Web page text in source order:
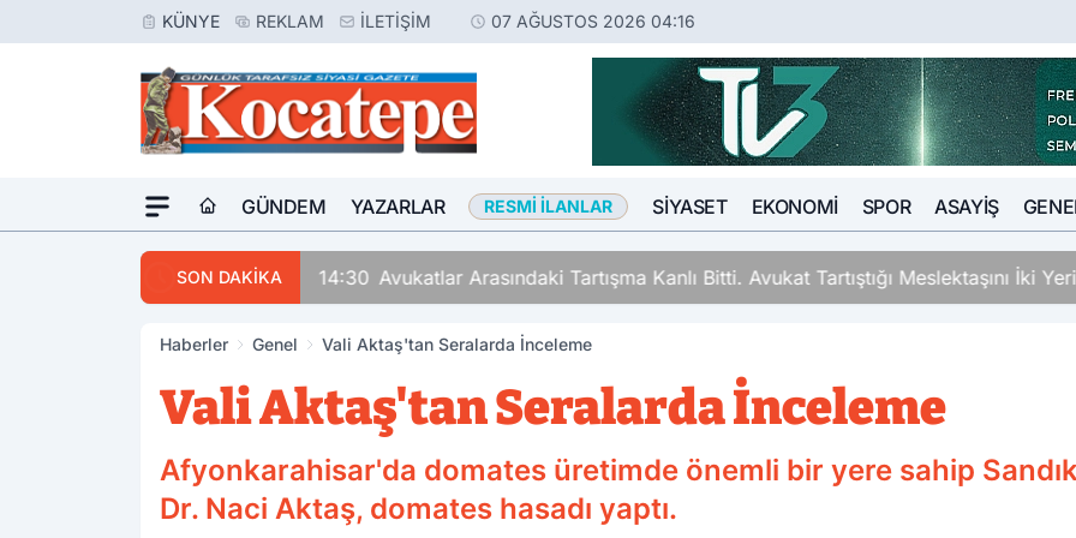
KÜNYE REKLAM İLETIŞIM 07 AĞUSTOS 2026 04:16
GÜNDEM YAZARLAR RESMI İLANLAR SIYASET EKONOMI SPOR ASAYIŞ
SON DAKİKA 14:30 Avukatlar Arasındaki Tartışma Kanlı Bitti. Avukat Tartıştığı Meslektaşını İki
Haberler Genel Vali Aktaş'tan Seralarda İnceleme
Vali Aktaş'tan Seralarda İnceleme
Afyonkarahisar'da domates üretimde önemli bir yere sahip
Dr. Naci Aktaş, domates hasadı yaptı.